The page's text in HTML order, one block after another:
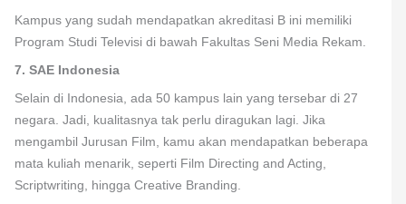
Kampus yang sudah mendapatkan akreditasi B ini memiliki
Program Studi Televisi di bawah Fakultas Seni Media Rekam.
7. SAE Indonesia
Selain di Indonesia, ada 50 kampus lain yang tersebar di 27
negara. Jadi, kualitasnya tak perlu diragukan lagi. Jika
mengambil Jurusan Film, kamu akan mendapatkan beberapa
mata kuliah menarik, seperti Film Directing and Acting,
Scriptwriting, hingga Creative Branding.